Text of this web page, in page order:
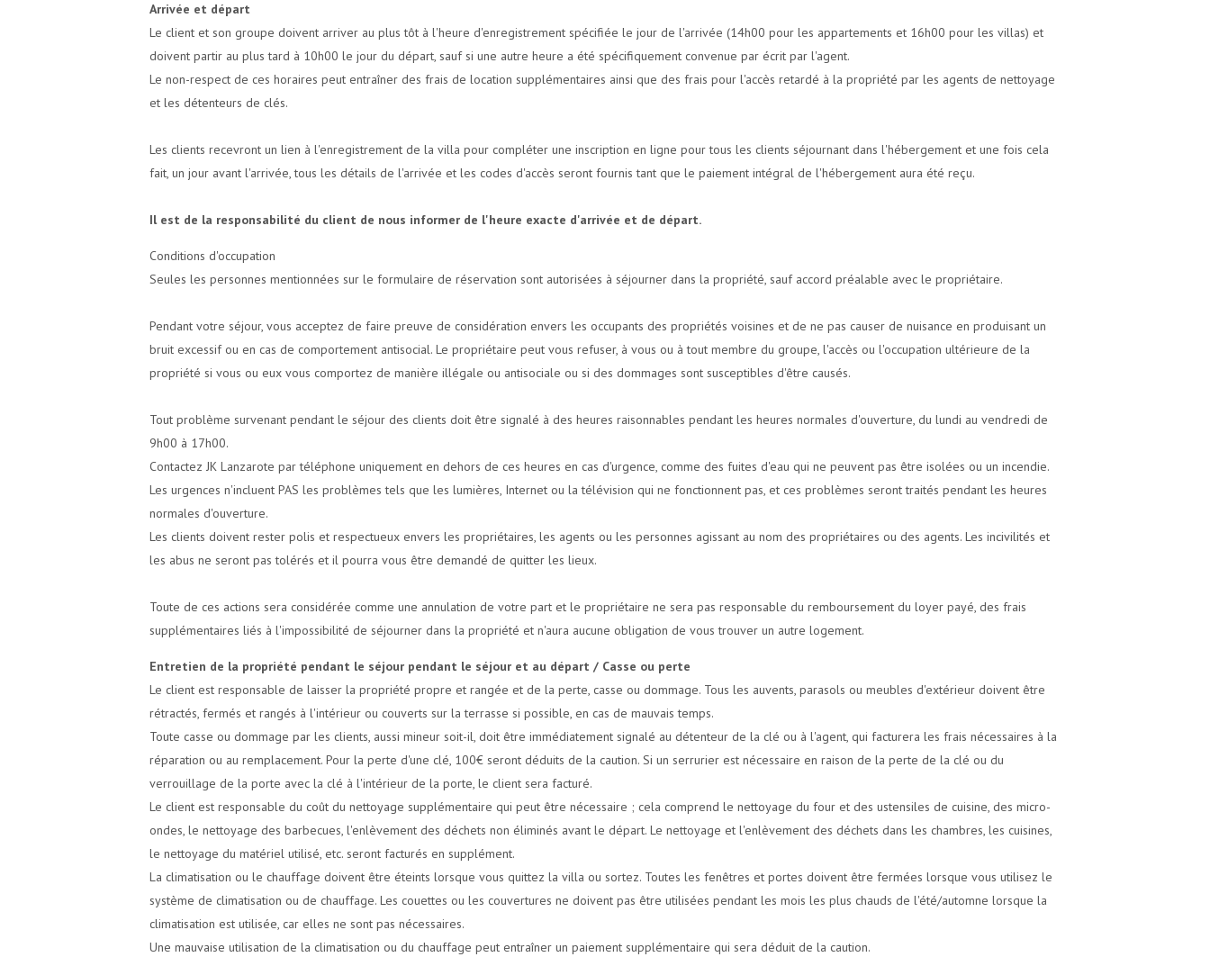
Arrivée et départ
Le client et son groupe doivent arriver au plus tôt à l'heure d'enregistrement spécifiée le jour de l'arrivée (14h00 pour les appartements et 16h00 pour les villas) et
doivent partir au plus tard à 10h00 le jour du départ, sauf si une autre heure a été spécifiquement convenue par écrit par l'agent.
Le non-respect de ces horaires peut entraîner des frais de location supplémentaires ainsi que des frais pour l'accès retardé à la propriété par les agents de nettoyage
et les détenteurs de clés.
Les clients recevront un lien à l'enregistrement de la villa pour compléter une inscription en ligne pour tous les clients séjournant dans l'hébergement et une fois cela
fait, un jour avant l'arrivée, tous les détails de l'arrivée et les codes d'accès seront fournis tant que le paiement intégral de l'hébergement aura été reçu.
Il est de la responsabilité du client de nous informer de l'heure exacte d'arrivée et de départ.
Conditions d'occupation
Seules les personnes mentionnées sur le formulaire de réservation sont autorisées à séjourner dans la propriété, sauf accord préalable avec le propriétaire.
Pendant votre séjour, vous acceptez de faire preuve de considération envers les occupants des propriétés voisines et de ne pas causer de nuisance en produisant un
bruit excessif ou en cas de comportement antisocial. Le propriétaire peut vous refuser, à vous ou à tout membre du groupe, l'accès ou l'occupation ultérieure de la
propriété si vous ou eux vous comportez de manière illégale ou antisociale ou si des dommages sont susceptibles d'être causés.
Tout problème survenant pendant le séjour des clients doit être signalé à des heures raisonnables pendant les heures normales d'ouverture, du lundi au vendredi de
9h00 à 17h00.
Contactez JK Lanzarote par téléphone uniquement en dehors de ces heures en cas d'urgence, comme des fuites d'eau qui ne peuvent pas être isolées ou un incendie.
Les urgences n'incluent PAS les problèmes tels que les lumières, Internet ou la télévision qui ne fonctionnent pas, et ces problèmes seront traités pendant les heures
normales d'ouverture.
Les clients doivent rester polis et respectueux envers les propriétaires, les agents ou les personnes agissant au nom des propriétaires ou des agents. Les incivilités et
les abus ne seront pas tolérés et il pourra vous être demandé de quitter les lieux.
Toute de ces actions sera considérée comme une annulation de votre part et le propriétaire ne sera pas responsable du remboursement du loyer payé, des frais
supplémentaires liés à l'impossibilité de séjourner dans la propriété et n'aura aucune obligation de vous trouver un autre logement.
Entretien de la propriété pendant le séjour pendant le séjour et au départ / Casse ou perte
Le client est responsable de laisser la propriété propre et rangée et de la perte, casse ou dommage. Tous les auvents, parasols ou meubles d'extérieur doivent être
rétractés, fermés et rangés à l'intérieur ou couverts sur la terrasse si possible, en cas de mauvais temps.
Toute casse ou dommage par les clients, aussi mineur soit-il, doit être immédiatement signalé au détenteur de la clé ou à l'agent, qui facturera les frais nécessaires à la
réparation ou au remplacement. Pour la perte d'une clé, 100€ seront déduits de la caution. Si un serrurier est nécessaire en raison de la perte de la clé ou du
verrouillage de la porte avec la clé à l'intérieur de la porte, le client sera facturé.
Le client est responsable du coût du nettoyage supplémentaire qui peut être nécessaire ; cela comprend le nettoyage du four et des ustensiles de cuisine, des micro-
ondes, le nettoyage des barbecues, l'enlèvement des déchets non éliminés avant le départ. Le nettoyage et l'enlèvement des déchets dans les chambres, les cuisines,
le nettoyage du matériel utilisé, etc. seront facturés en supplément.
La climatisation ou le chauffage doivent être éteints lorsque vous quittez la villa ou sortez. Toutes les fenêtres et portes doivent être fermées lorsque vous utilisez le
système de climatisation ou de chauffage. Les couettes ou les couvertures ne doivent pas être utilisées pendant les mois les plus chauds de l'été/automne lorsque la
climatisation est utilisée, car elles ne sont pas nécessaires.
Une mauvaise utilisation de la climatisation ou du chauffage peut entraîner un paiement supplémentaire qui sera déduit de la caution.